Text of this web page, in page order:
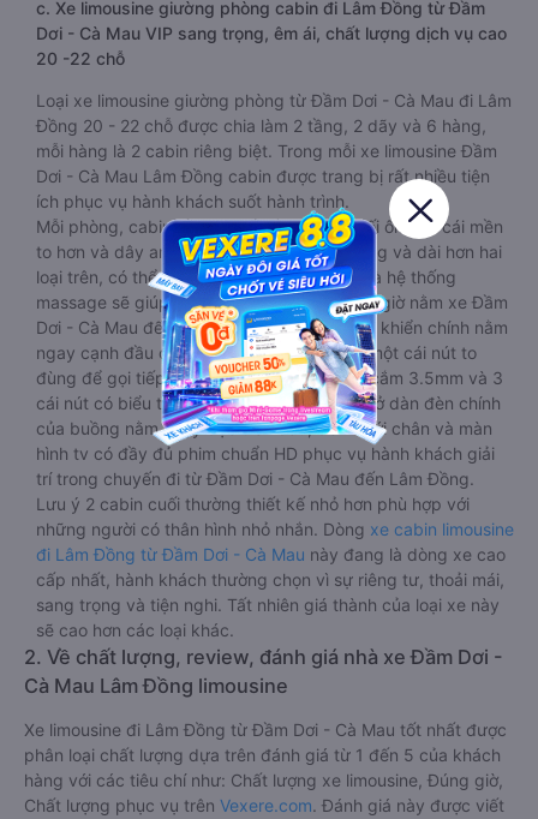
c. Xe limousine giường phòng cabin đi Lâm Đồng từ Đầm
Dơi - Cà Mau VIP sang trọng, êm ái, chất lượng dịch vụ cao
20 -22 chỗ
Loại xe limousine giường phòng từ Đầm Dơi - Cà Mau đi Lâm
Đồng 20 - 22 chỗ được chia làm 2 tầng, 2 dãy và 6 hàng,
mỗi hàng là 2 cabin riêng biệt. Trong mỗi xe limousine Đầm
Dơi - Cà Mau Lâm Đồng cabin được trang bị rất nhiều tiện
ích phục vụ hành khách suốt hành trình.
Mỗi phòng, cabin đều có gối nằm rời, có gối ôm, có cái mền
to hơn và dây an toàn seat belt. Giường rộng và dài hơn hai
loại trên, có thể lăn lộn thoải mái. Đặc biệt là hệ thống
massage sẽ giúp bạn thư giãn trong những giờ nằm xe Đầm
Dơi - Cà Mau đến Lâm Đồng dài. Bảng điều khiển chính nằm
ngay cạnh đầu để tiện tay tuỳ chỉnh gồm: một cái nút to
đùng để gọi tiếp viên, 2 cổng USB , 1 jack cắm 3.5mm và 3
cái nút có biểu tượng nguồn dùng để tắt/mở dàn đèn chính
của buồng nằm chạy dọc trên đầu, đèn dưới chân và màn
hình tv có đầy đủ phim chuẩn HD phục vụ hành khách giải
trí trong chuyến đi từ Đầm Dơi - Cà Mau đến Lâm Đồng.
Lưu ý 2 cabin cuối thường thiết kế nhỏ hơn phù hợp với
những người có thân hình nhỏ nhắn. Dòng xe cabin limousine
đi Lâm Đồng từ Đầm Dơi - Cà Mau này đang là dòng xe cao
cấp nhất, hành khách thường chọn vì sự riêng tư, thoải mái,
sang trọng và tiện nghi. Tất nhiên giá thành của loại xe này
sẽ cao hơn các loại khác.
2. Về chất lượng, review, đánh giá nhà xe Đầm Dơi -
Cà Mau Lâm Đồng limousine
Xe limousine đi Lâm Đồng từ Đầm Dơi - Cà Mau tốt nhất được
phân loại chất lượng dựa trên đánh giá từ 1 đến 5 của khách
hàng với các tiêu chí như: Chất lượng xe limousine, Đúng giờ,
Chất lượng phục vụ trên Vexere.com. Đánh giá này được viết